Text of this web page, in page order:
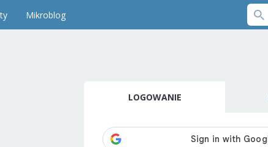
Mikroblog
LOGOWANIE